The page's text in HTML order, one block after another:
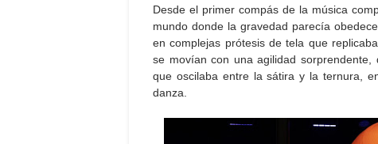
Desde el primer compás de la música
mundo donde la gravedad parecía
en complejas prótesis de tela que
se movían con una agilidad
que oscilaba entre la sátira y la ternura,
danza.